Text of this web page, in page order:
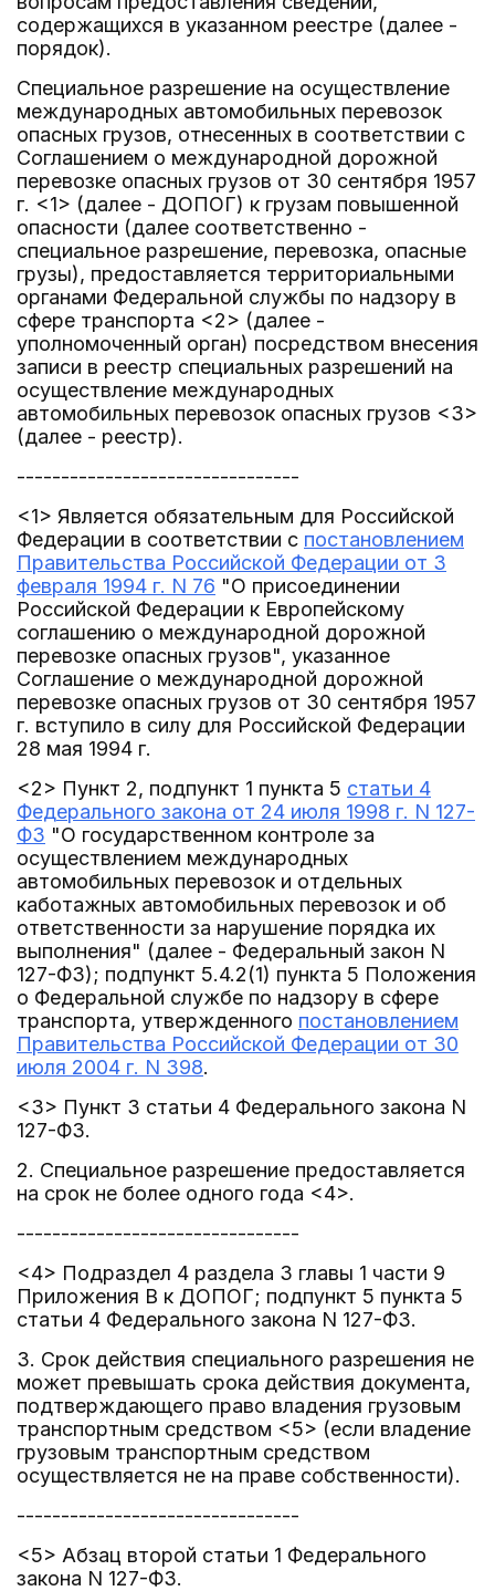
содержащихся в указанном реестре (далее -
порядок).
Специальное разрешение на осуществление
международных автомобильных перевозок
опасных грузов, отнесенных в соответствии с
Соглашением о международной дорожной
перевозке опасных грузов от 30 сентября 1957
г. <1> (далее - ДОПОГ) к грузам повышенной
опасности (далее соответственно -
специальное разрешение, перевозка, опасные
грузы), предоставляется территориальными
органами Федеральной службы по надзору в
сфере транспорта <2> (далее -
уполномоченный орган) посредством внесения
записи в реестр специальных разрешений на
осуществление международных
автомобильных перевозок опасных грузов <3>
(далее - реестр).
--------------------------------
<1> Является обязательным для Российской
Федерации в соответствии с постановлением
Правительства Российской Федерации от 3
февраля 1994 г. N 76 "О присоединении
Российской Федерации к Европейскому
соглашению о международной дорожной
перевозке опасных грузов", указанное
Соглашение о международной дорожной
перевозке опасных грузов от 30 сентября 1957
г. вступило в силу для Российской Федерации
28 мая 1994 г.
<2> Пункт 2, подпункт 1 пункта 5 статьи 4
Федерального закона от 24 июля 1998 г. N 127-
ФЗ "О государственном контроле за
осуществлением международных
автомобильных перевозок и отдельных
каботажных автомобильных перевозок и об
ответственности за нарушение порядка их
выполнения" (далее - Федеральный закон N
127-ФЗ); подпункт 5.4.2(1) пункта 5 Положения
о Федеральной службе по надзору в сфере
транспорта, утвержденного постановлением
Правительства Российской Федерации от 30
июля 2004 г. N 398.
<3> Пункт 3 статьи 4 Федерального закона N
127-ФЗ.
2. Специальное разрешение предоставляется
на срок не более одного года <4>.
--------------------------------
<4> Подраздел 4 раздела 3 главы 1 части 9
Приложения В к ДОПОГ; подпункт 5 пункта 5
статьи 4 Федерального закона N 127-ФЗ.
3. Срок действия специального разрешения не
может превышать срока действия документа,
подтверждающего право владения грузовым
транспортным средством <5> (если владение
грузовым транспортным средством
осуществляется не на праве собственности).
--------------------------------
<5> Абзац второй статьи 1 Федерального
закона N 127-ФЗ.